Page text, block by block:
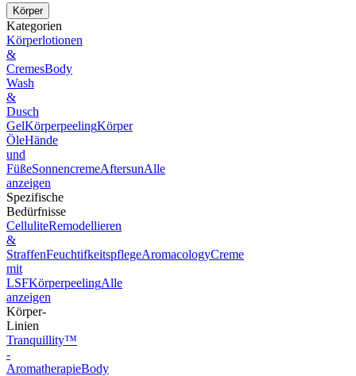
Körper
Kategorien
Körperlotionen
&
CremesBody
Wash
&
Dusch
GelKörperpeelingKörper
ÖleHände
und
FüßeSonnencremeAftersunAlle
anzeigen
Spezifische
Bedürfnisse
CelluliteRemodellieren
&
StraffenFeuchtifkeitspflegeAromacologyCreme
mit
LSFKörperpeelingAlle
anzeigen
Körper-
Linien
Tranquillity™
-
AromatherapieBody